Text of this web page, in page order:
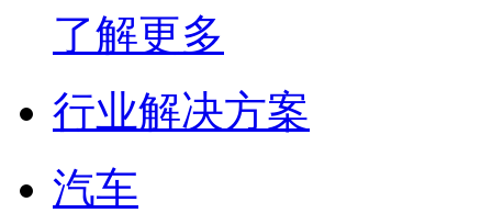
了解更多
行业解决方案
汽车